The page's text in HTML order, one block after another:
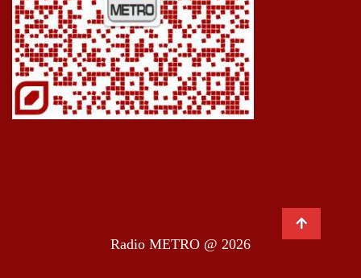
Radio METRO @ 2026